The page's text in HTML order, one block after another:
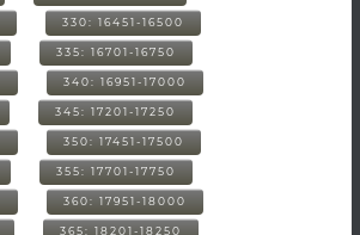
330: 16451-16500
335: 16701-16750
340: 16951-17000
345: 17201-17250
350: 17451-17500
355: 17701-17750
360: 17951-18000
365: 18201-18250